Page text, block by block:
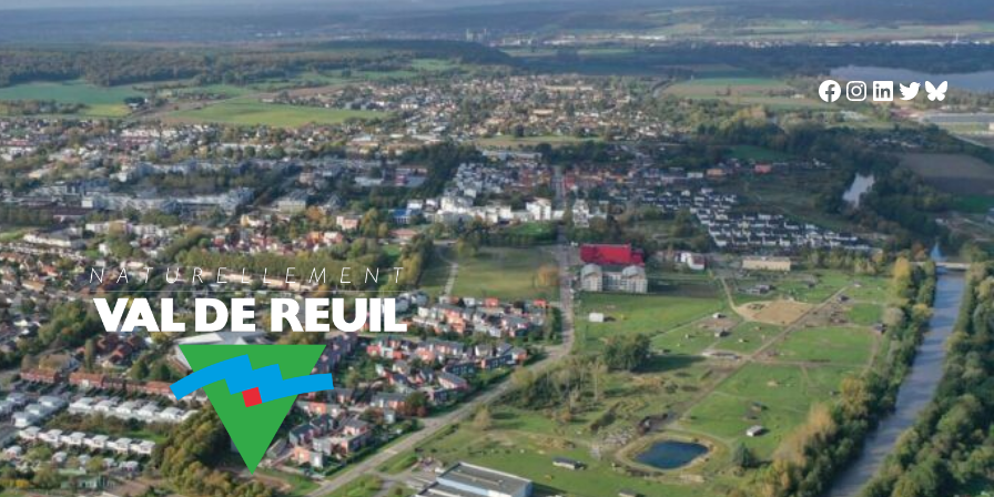
Facebook
Instagram
LinkedIn
Twitter